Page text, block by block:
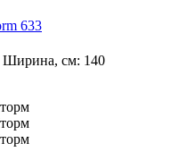
633
Ширина, см: 140